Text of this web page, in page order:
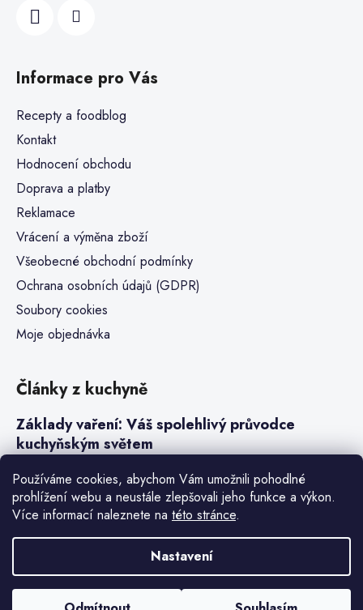
Používáme cookies, abychom Vám umožnili pohodlné
prohlížení webu a neustále zlepšovali jeho funkce a výkon.
Více informací naleznete na této stránce.
Nastavení
Informace pro Vás
Recepty a foodblog
Kontakt
Hodnocení obchodu
Doprava a platby
Reklamace
Vrácení a výměna zboží
Všeobecné obchodní podmínky
Ochrana osobních údajů (GDPR)
Soubory cookies
Moje objednávka
Články z kuchyně
Základy vaření: Váš spolehlivý průvodce
kuchyňským světem
Steaky a sous-vide vaření
Jak vařit v tlakovém hrnci neboli papiňáku
Vytvořil Shoptet Premium